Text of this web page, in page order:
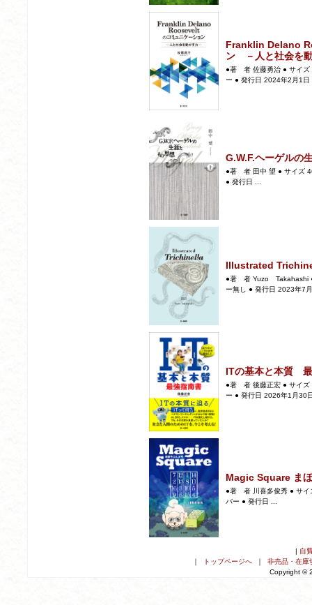
Franklin Delano
ン －人と社会を
●著 者 佐藤勇治 ● サイズ
ー ● 発行日 2024年2月1日
G.W.F.ヘーゲルの
●著 者 田中 望 ● サイズ
● 発行日 ...
Illustrated
●著 者 Yuzo Takahashi ●
ー無し ● 発行日 2023年7
ITの基本と本質
●著 者 後藤正宏 ● サイズ
ー ● 発行日 2026年1月30
Magic Square ま
●著 者 川喜多俊秀 ● サイ
バー ● 発行日 ...
自
トップページへ｜ 非売品・在庫
Copyright ©